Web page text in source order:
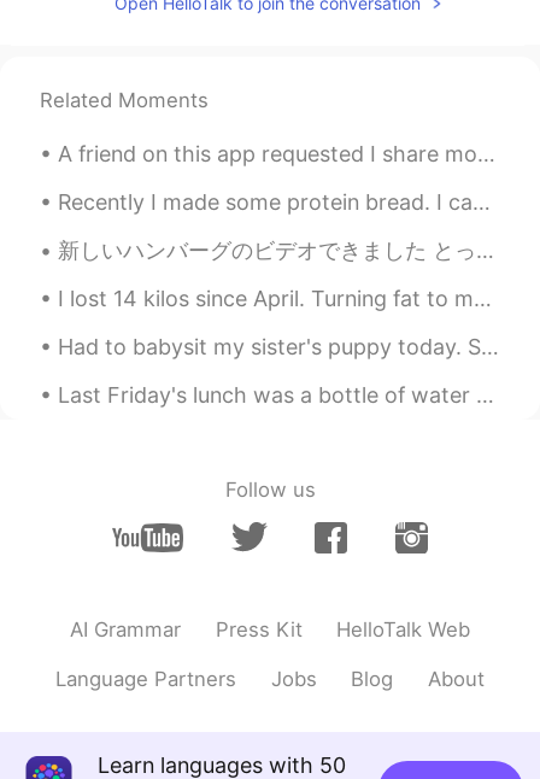
(毎月私がいつもある季節に聴いている
いているアルバムについて書くことに
もちろん、これが1番 人気で
有名で1番良
いと信じているわけではない。
り、 1番良いと信じて(or 思って)いるわ
けではない。
それに、必ずしも私が最も好きなアル
バムだというわけでもない。
それに、必ずしも私が最も(or 1番)好き
簡単に言うと、この季節によく合う
なので、毎年同じ時期に聴いて
いる音楽だ。
いている
だ
仕事や学校に戻り、勉強が始まった。
Related Moments
A friend on this app requested I share more of my photos of London with you all ☺️☺️ So here you...
Recently I made some protein bread. I came up with the recipe off of the top of my head. I used t...
新しいハンバーグのビデオできました とってもおいしいですよ😋 Check out my new video if you want to try making Hamburg steak! 😛...
I lost 14 kilos since April. Turning fat to muscle is hard but so so rewarding! Im so proud of my...
Had to babysit my sister's puppy today. She is about 3 months old. She's going to be a big pood...
Last Friday's lunch was a bottle of water with 2 packs of tuna and 1/2 a package of triscuits. No...
Follow us
AI Grammar Press Kit HelloTalk Web
Language Partners Jobs Blog About
Learn languages with 50